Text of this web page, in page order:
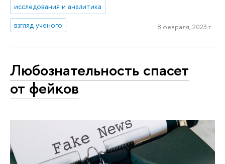
исследования и аналитика
взгляд ученого
8 февраля, 2023 г.
Любознательность спасет
от фейков